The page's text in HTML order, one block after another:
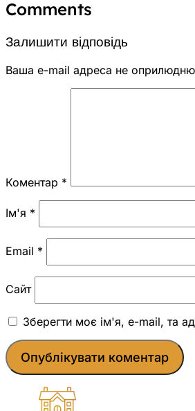
Comments
Залишити відповідь
Ваша e-mail адреса не
Коментар *
Ім'я *
Email *
Сайт
Зберегти моє ім'я, e-mail, та